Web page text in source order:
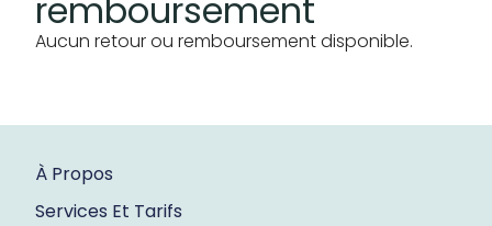
remboursement
Aucun retour ou remboursement disponible.
À Propos
Services Et Tarifs